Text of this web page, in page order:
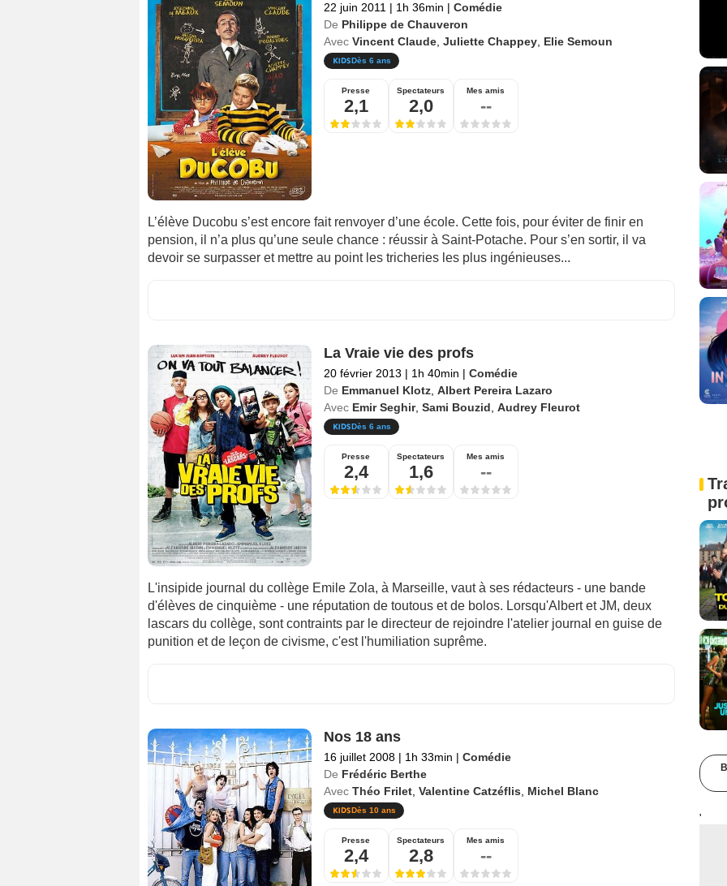
22 juin 2011 | 1h 36min | Comédie
De Philippe de Chauveron
Avec Vincent Claude, Juliette Chappey, Elie Semoun
Dès 6 ans
Presse
2,1
Spectateurs
2,0
Mes amis
--
L’élève Ducobu s’est encore fait renvoyer d’une école. Cette fois, pour éviter de finir en
pension, il n’a plus qu’une seule chance : réussir à Saint-Potache. Pour s’en sortir, il va
devoir se surpasser et mettre au point les tricheries les plus ingénieuses...
La Vraie vie des profs
20 février 2013 | 1h 40min | Comédie
De Emmanuel Klotz, Albert Pereira Lazaro
Avec Emir Seghir, Sami Bouzid Audrey Fleurot
Dès 6 ans
Presse
2,4
Spectateurs
1,6
Mes amis
--
L'insipide journal du collège Emile Zola, à Marseille, vaut à ses rédacteurs - une bande
d'élèves de cinquième - une réputation de toutous et de bolos. Lorsqu'Albert et JM, deux
lascars du collège, sont contraints par le directeur de rejoindre l'atelier journal en guise de
punition et de leçon de civisme, c'est l'humiliation suprême.
Nos 18 ans
16 juillet 2008 | 1h 33min | Comédie
De Frédéric Berthe
Avec Théo Frilet, Valentine Catzéflis Michel Blanc
Dès 10 ans
Presse
2,4
Spectateurs
2,8
Mes amis
--
'